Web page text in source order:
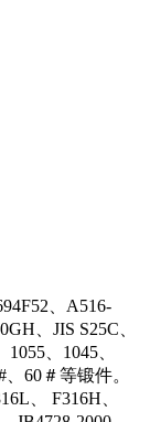
、A516-
、JIS S25C、
、1045、
60＃等锻件。
、 F316H、